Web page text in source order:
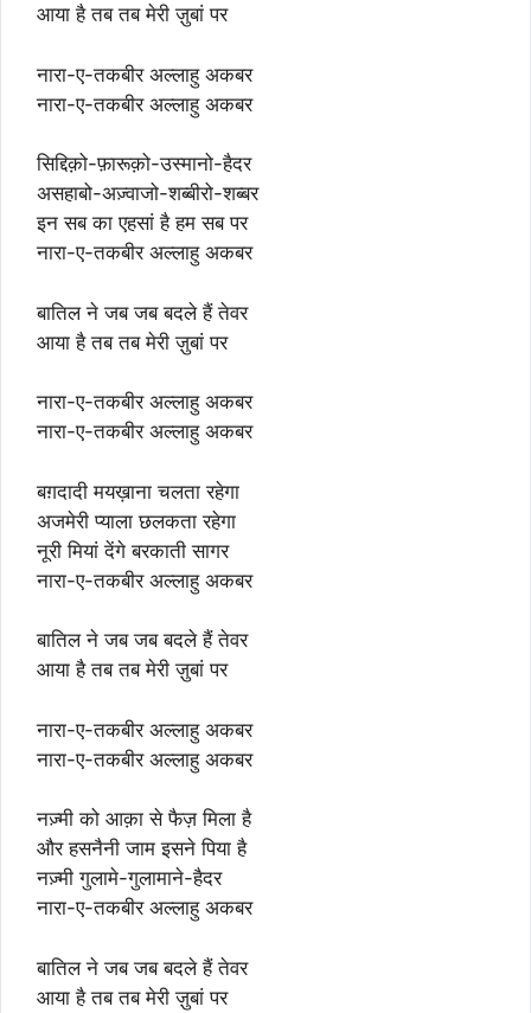
आया है तब तब मेरी ज़ुबां पर
नारा-ए-तकबीर अल्लाहु अकबर
नारा-ए-तकबीर अल्लाहु अकबर
सिद्दिक़ो-फ़ारूक़ो-उस्मानो-हैदर
असहाबो-अज़्वाजो-शब्बीरो-शब्बर
इन सब का एहसां है हम सब पर
नारा-ए-तकबीर अल्लाहु अकबर
बातिल ने जब जब बदले हैं तेवर
आया है तब तब मेरी ज़ुबां पर
नारा-ए-तकबीर अल्लाहु अकबर
नारा-ए-तकबीर अल्लाहु अकबर
बग़दादी मयख़ाना चलता रहेगा
अजमेरी प्याला छलकता रहेगा
नूरी मियां देंगे बरकाती सागर
नारा-ए-तकबीर अल्लाहु अकबर
बातिल ने जब जब बदले हैं तेवर
आया है तब तब मेरी ज़ुबां पर
नारा-ए-तकबीर अल्लाहु अकबर
नारा-ए-तकबीर अल्लाहु अकबर
नज़्मी को आक़ा से फैज़ मिला है
और हसनैनी जाम इसने पिया है
नज़्मी गुलामे-गुलामाने-हैदर
नारा-ए-तकबीर अल्लाहु अकबर
बातिल ने जब जब बदले हैं तेवर
आया है तब तब मेरी ज़ुबां पर